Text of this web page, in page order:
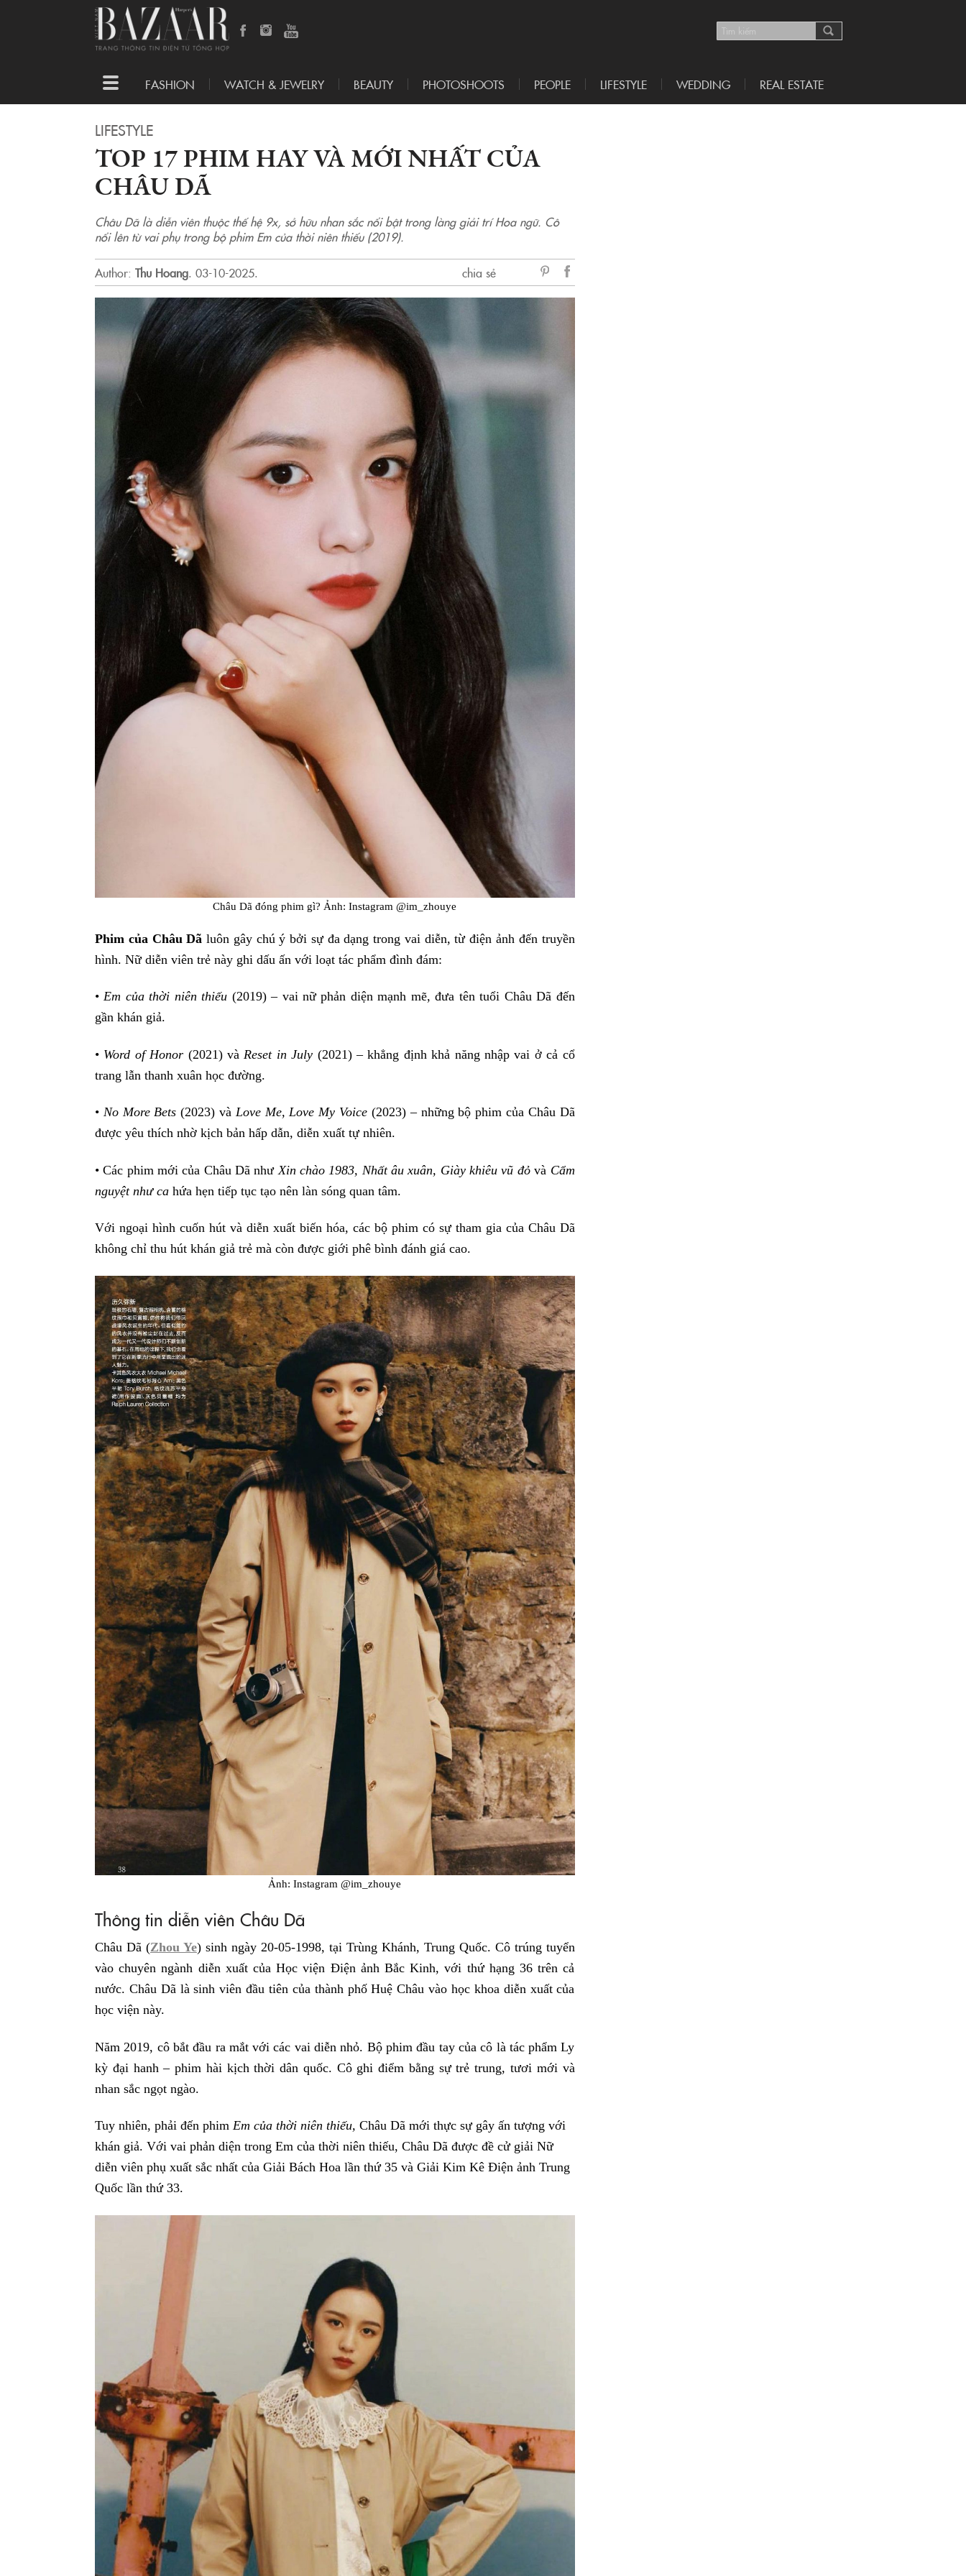
Toggle
navigation
FASHION WATCH & JEWELRY BEAUTY PHOTOSHOOTS PEOPLE LIFESTYLE WEDDING REAL ESTATE
LIFESTYLE
TOP 17 PHIM HAY VÀ MỚI NHẤT CỦA
CHÂU DÃ
Châu Dã là diễn viên thuộc thế hệ 9x, sở hữu nhan sắc nổi bật trong làng giải trí Hoa ngữ. Cô
nổi lên từ vai phụ trong bộ phim Em của thời niên thiếu (2019).
Author: Thu Hoang. 03-10-2025.
chia sẻ
Châu Dã đóng phim gì? Ảnh: Instagram @im_zhouye
Phim của Châu Dã luôn gây chú ý bởi sự đa dạng trong vai diễn, từ điện ảnh đến truyền
hình. Nữ diễn viên trẻ này ghi dấu ấn với loạt tác phẩm đình đám:
•Em của thời niên thiếu (2019) – vai nữ phản diện mạnh mẽ, đưa tên tuổi Châu Dã đến
gần khán giả.
• Word of Honor (2021) và Reset in July (2021) – khẳng định khả năng nhập vai ở cả cổ
trang lẫn thanh xuân học đường.
• No More Bets (2023) và Love Me, Love My Voice (2023) – những bộ phim của Châu Dã
được yêu thích nhờ kịch bản hấp dẫn, diễn xuất tự nhiên.
• Các phim mới của Châu Dã như Xin chào 1983, Nhất âu xuân, Giày khiêu vũ đỏvà Cẩm
nguyệt như ca hứa hẹn tiếp tục tạo nên làn sóng quan tâm.
Với ngoại hình cuốn hút và diễn xuất biến hóa, các bộ phim có sự tham gia của Châu Dã
không chỉ thu hút khán giả trẻ mà còn được giới phê bình đánh giá cao.
Ảnh: Instagram @im_zhouye
Thông tin diễn viên Châu Dã
Châu Dã (Zhou Ye) sinh ngày 20-05-1998, tại Trùng Khánh, Trung Quốc. Cô trúng tuyển
vào chuyên ngành diễn xuất của Học viện Điện ảnh Bắc Kinh, với thứ hạng 36 trên cả
nước. Châu Dã là sinh viên đầu tiên của thành phố Huệ Châu vào học khoa diễn xuất của
học viện này.
Năm 2019, cô bắt đầu ra mắt với các vai diễn nhỏ. Bộ phim đầu tay của cô là tác phẩm Ly
kỳ đại hanh – phim hài kịch thời dân quốc. Cô ghi điểm bằng sự trẻ trung, tươi mới và
nhan sắc ngọt ngào.
Tuy nhiên, phải đến phim Em của thời niên thiếu, Châu Dã mới thực sự gây ấn tượng với
khán giả. Với vai phản diện trong Em của thời niên thiếu, Châu Dã được đề cử giải Nữ
diễn viên phụ xuất sắc nhất của Giải Bách Hoa lần thứ 35 và Giải Kim Kê Điện ảnh Trung
Quốc lần thứ 33.